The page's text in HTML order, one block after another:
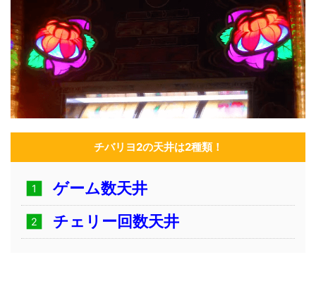
チバリヨ2の天井は2種類！
ゲーム数天井
チェリー回数天井